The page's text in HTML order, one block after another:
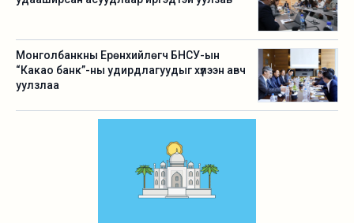
Монголбанкны Ерөнхийлөгч БНСУ-ын
“Какао банк”-ны удирдлагуудыг хүлээн авч
уулзлаа